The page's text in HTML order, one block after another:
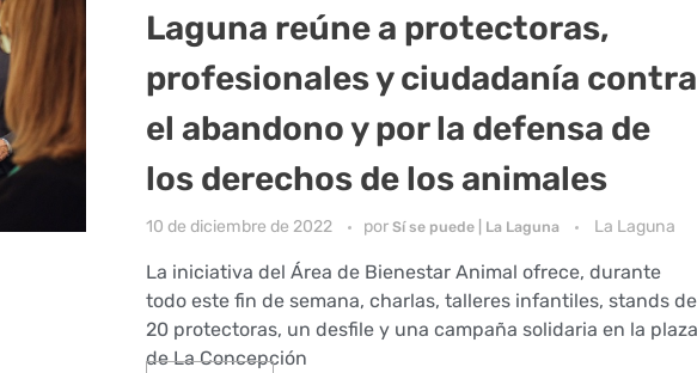
Laguna reúne a protectoras,
profesionales y ciudadanía contra
el abandono y por la defensa de
los derechos de los animales
10 de diciembre de 2022 por Sí se puede | La Laguna La Laguna
La iniciativa del Área de Bienestar Animal ofrece, durante
todo este fin de semana, charlas, talleres infantiles, stands de
20 protectoras, un desfile y una campaña solidaria en la plaza
de La Concepción